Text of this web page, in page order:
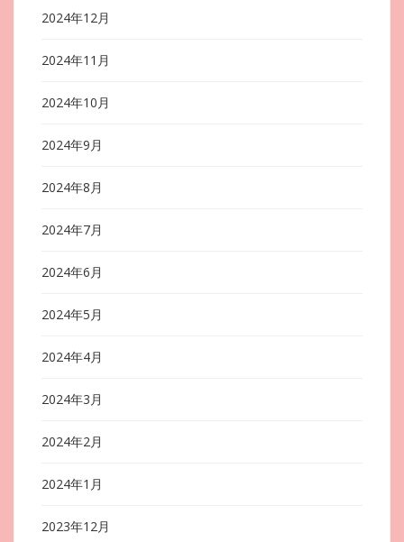
2024年12月
2024年11月
2024年10月
2024年9月
2024年8月
2024年7月
2024年6月
2024年5月
2024年4月
2024年3月
2024年2月
2024年1月
2023年12月